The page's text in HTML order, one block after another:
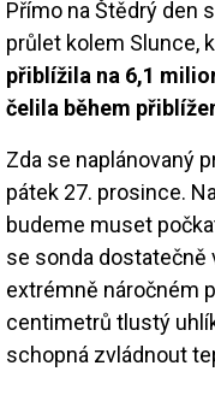
Přímo na Štědrý den
průlet kolem Slunce,
přiblížila na 6,1
čelila během
Zda se naplánovaný
pátek 27. prosince.
budeme muset
se sonda dostatečně
extrémně náročném
centimetrů tlustý
schopná zvládnout